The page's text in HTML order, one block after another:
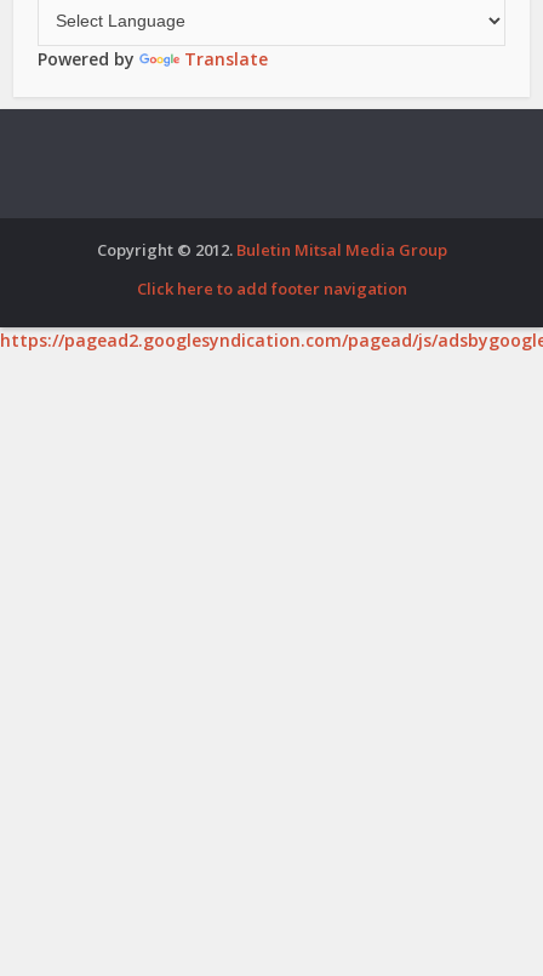
Powered by Translate
Copyright © 2012. Buletin Mitsal Media Group
Click here to add footer navigation
https://pagead2.googlesyndication.com/pagead/js/